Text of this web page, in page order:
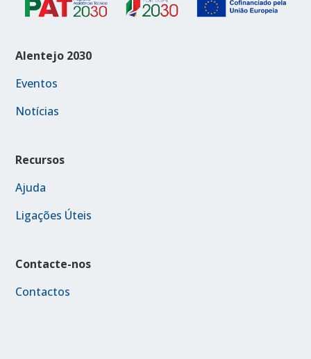
Alentejo 2030
Eventos
Notícias
Recursos
Ajuda
Ligações Úteis
Contacte-nos
Contactos